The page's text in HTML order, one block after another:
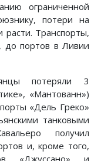
ограниченной
потери на
расти. Транспорты,
до портов в Ливии
потеряли 3
«Мантованн»)
«Дель Греко»
танковыми
получил
и, кроме того,